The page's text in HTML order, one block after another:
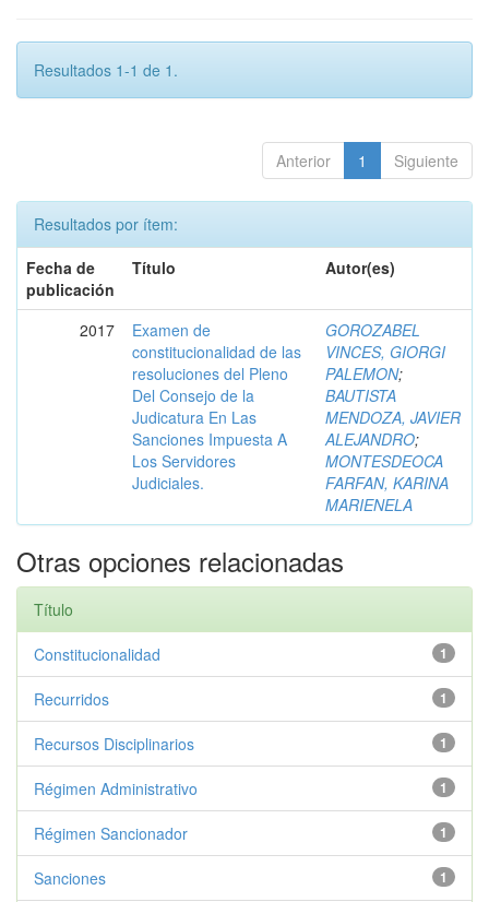
Resultados 1-1 de 1.
Anterior 1 Siguiente
Resultados por ítem:
Fecha de
publicación
Título Autor(es)
2017
Examen de
constitucionalidad de las
resoluciones del Pleno
Del Consejo de la
Judicatura En Las
Sanciones Impuesta A
Los Servidores
Judiciales.
GOROZABEL
VINCES, GIORGI
PALEMON;
BAUTISTA
MENDOZA, JAVIER
ALEJANDRO;
MONTESDEOCA
FARFAN, KARINA
MARIENELA
Otras opciones relacionadas
Título
1
Constitucionalidad
1
Recurridos
1
Recursos Disciplinarios
1
Régimen Administrativo
1
Régimen Sancionador
1
Sanciones